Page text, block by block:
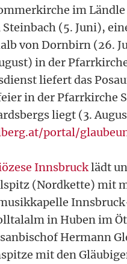
im
(5. Juni),
von Dornbirn (26.
in der
liefert das
in der Pfarrkirche
liegt (3.
portal/
Innsbrucklädt
(Nordkette) mit
in Huben im
Hermann
mit den